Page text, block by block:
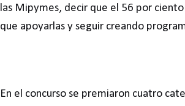
las Mipymes, decir que el 56 por
que apoyarlas y seguir creando
En el concurso se premiaron cuatro